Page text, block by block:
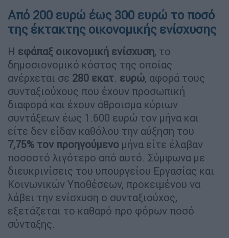
Από 200 ευρώ έως 300 ευρώ το ποσό
της έκτακτης οικονομικής ενίσχυσης
Η εφάπαξ οικονομική ενίσχυση, το
δημοσιονομικό κόστος της οποίας
ανέρχεται σε 280 εκατ. ευρώ, αφορά τους
συνταξιούχους που έχουν προσωπική
διαφορά και έχουν άθροισμα κύριων
συντάξεων έως 1.600 ευρώ τον μήνα και
είτε δεν είδαν καθόλου την αύξηση του
7,75% τον προηγούμενο μήνα είτε έλαβαν
ποσοστό λιγότερο από αυτό. Σύμφωνα με
διευκρινίσεις του υπουργείου Εργασίας και
Κοινωνικών Υποθέσεων, προκειμένου να
λάβει την ενίσχυση ο συνταξιούχος,
εξετάζεται το καθαρό προ φόρων ποσό
σύνταξης.